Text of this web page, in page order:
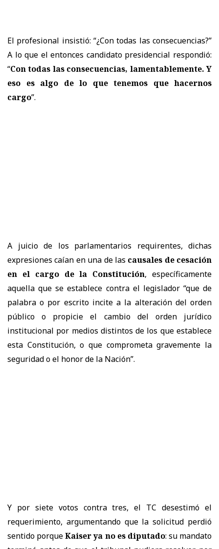
El profesional insistió: “¿Con todas las consecuencias?”
A lo que el entonces candidato presidencial respondió:
“Con todas las consecuencias, lamentablemente. Y
eso es algo de lo que tenemos que hacernos
cargo”.
A juicio de los parlamentarios requirentes, dichas
expresiones caían en una de las causales de cesación
en el cargo de la Constitución, específicamente
aquella que se establece contra el legislador “que de
palabra o por escrito incite a la alteración del orden
público o propicie el cambio del orden jurídico
institucional por medios distintos de los que establece
esta Constitución, o que comprometa gravemente la
seguridad o el honor de la Nación”.
Y por siete votos contra tres, el TC desestimó el
requerimiento, argumentando que la solicitud perdió
sentido porqueKaiser ya no es diputado: su mandato